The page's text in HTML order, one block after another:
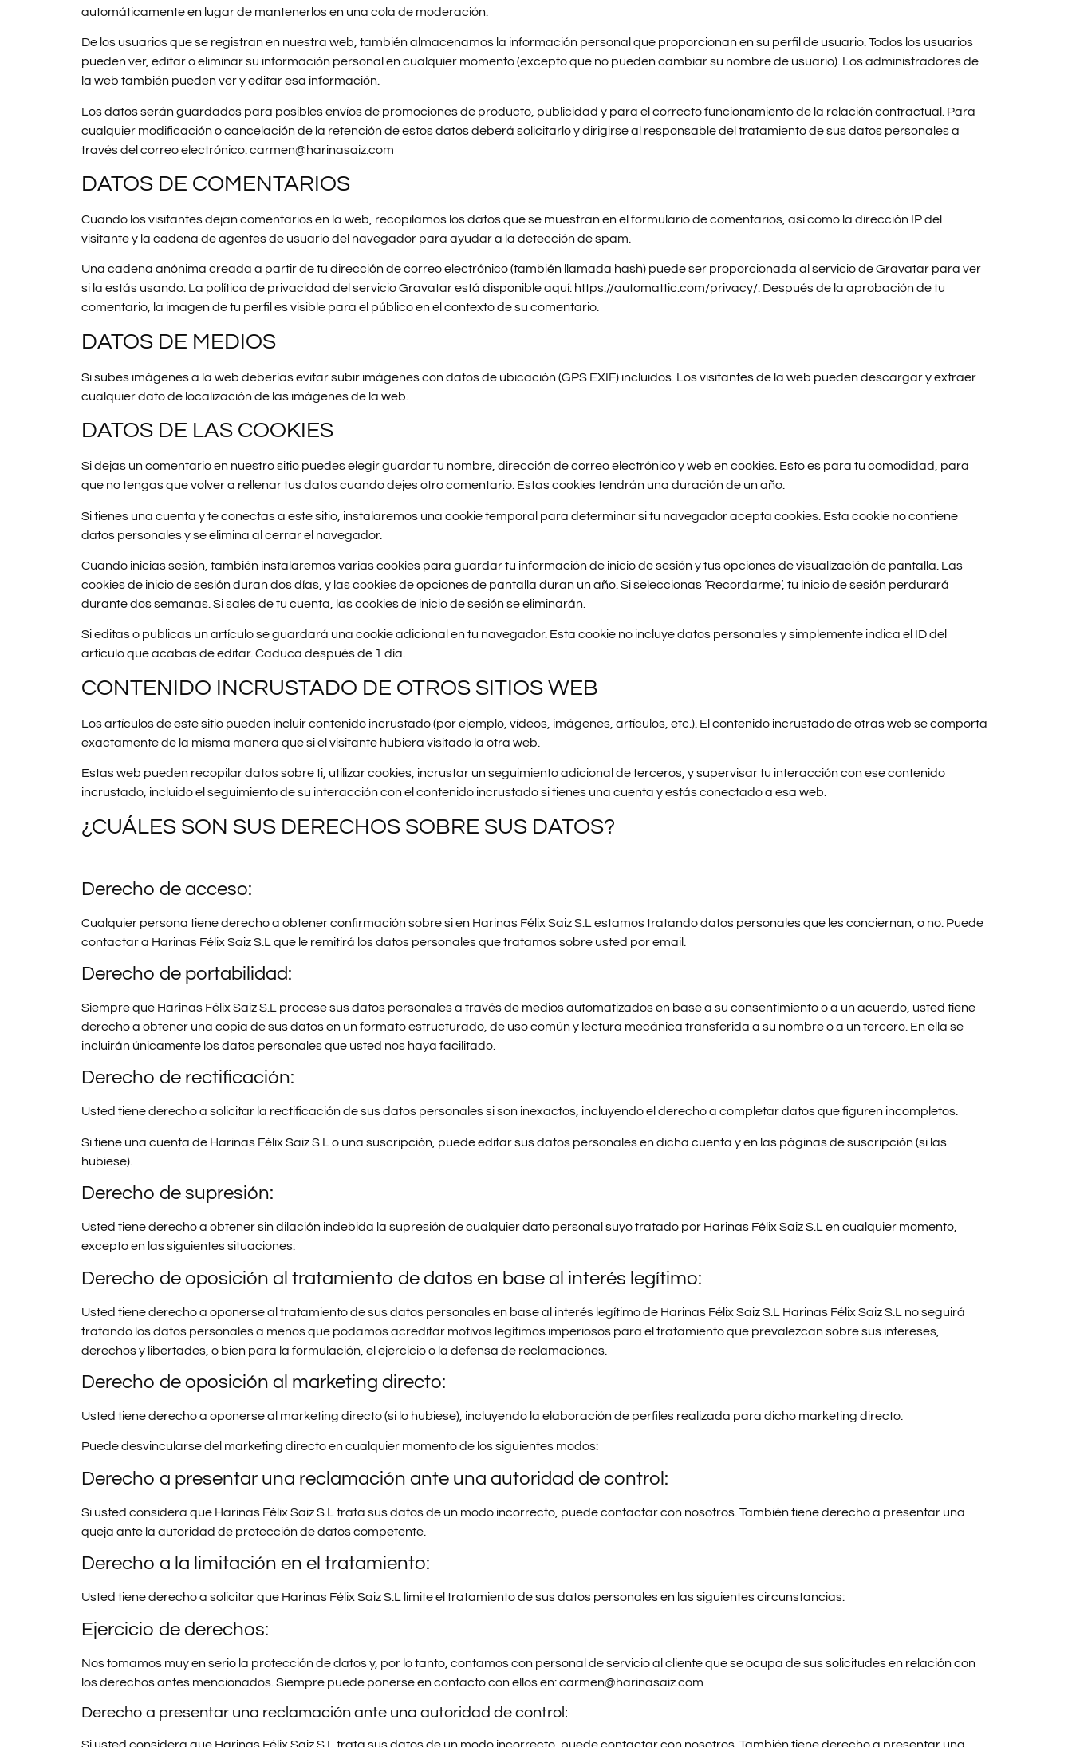
automáticamente en lugar de mantenerlos en una cola de moderación.
De los usuarios que se registran en nuestra web, también almacenamos la información personal que proporcionan en su perfil de usuario. Todos los usuarios
pueden ver, editar o eliminar su información personal en cualquier momento (excepto que no pueden cambiar su nombre de usuario). Los administradores de
la web también pueden ver y editar esa información.
Los datos serán guardados para posibles envíos de promociones de producto, publicidad y para el correcto funcionamiento de la relación contractual. Para
cualquier modificación o cancelación de la retención de estos datos deberá solicitarlo y dirigirse al responsable del tratamiento de sus datos personales a
través del correo electrónico: carmen@harinasaiz.com
DATOS DE COMENTARIOS
Cuando los visitantes dejan comentarios en la web, recopilamos los datos que se muestran en el formulario de comentarios, así como la dirección IP del
visitante y la cadena de agentes de usuario del navegador para ayudar a la detección de spam.
Una cadena anónima creada a partir de tu dirección de correo electrónico (también llamada hash) puede ser proporcionada al servicio de Gravatar para ver
si la estás usando. La política de privacidad del servicio Gravatar está disponible aquí: https://automattic.com/privacy/. Después de la aprobación de tu
comentario, la imagen de tu perfil es visible para el público en el contexto de su comentario.
DATOS DE MEDIOS
Si subes imágenes a la web deberías evitar subir imágenes con datos de ubicación (GPS EXIF) incluidos. Los visitantes de la web pueden descargar y extraer
cualquier dato de localización de las imágenes de la web.
DATOS DE LAS COOKIES
Si dejas un comentario en nuestro sitio puedes elegir guardar tu nombre, dirección de correo electrónico y web en cookies. Esto es para tu comodidad, para
que no tengas que volver a rellenar tus datos cuando dejes otro comentario. Estas cookies tendrán una duración de un año.
Si tienes una cuenta y te conectas a este sitio, instalaremos una cookie temporal para determinar si tu navegador acepta cookies. Esta cookie no contiene
datos personales y se elimina al cerrar el navegador.
Cuando inicias sesión, también instalaremos varias cookies para guardar tu información de inicio de sesión y tus opciones de visualización de pantalla. Las
cookies de inicio de sesión duran dos días, y las cookies de opciones de pantalla duran un año. Si seleccionas ‘Recordarme’, tu inicio de sesión perdurará
durante dos semanas. Si sales de tu cuenta, las cookies de inicio de sesión se eliminarán.
Si editas o publicas un artículo se guardará una cookie adicional en tu navegador. Esta cookie no incluye datos personales y simplemente indica el ID del
artículo que acabas de editar. Caduca después de 1 día.
CONTENIDO INCRUSTADO DE OTROS SITIOS WEB
Los artículos de este sitio pueden incluir contenido incrustado (por ejemplo, vídeos, imágenes, artículos, etc.). El contenido incrustado de otras web se comporta
exactamente de la misma manera que si el visitante hubiera visitado la otra web.
Estas web pueden recopilar datos sobre ti, utilizar cookies, incrustar un seguimiento adicional de terceros, y supervisar tu interacción con ese contenido
incrustado, incluido el seguimiento de su interacción con el contenido incrustado si tienes una cuenta y estás conectado a esa web.
¿CUÁLES SON SUS DERECHOS SOBRE SUS DATOS?
Derecho de acceso:
Cualquier persona tiene derecho a obtener confirmación sobre si en Harinas Félix Saiz S.L estamos tratando datos personales que les conciernan, o no. Puede
contactar a Harinas Félix Saiz S.L que le remitirá los datos personales que tratamos sobre usted por email.
Derecho de portabilidad:
Siempre que Harinas Félix Saiz S.L procese sus datos personales a través de medios automatizados en base a su consentimiento o a un acuerdo, usted tiene
derecho a obtener una copia de sus datos en un formato estructurado, de uso común y lectura mecánica transferida a su nombre o a un tercero. En ella se
incluirán únicamente los datos personales que usted nos haya facilitado.
Derecho de rectificación:
Usted tiene derecho a solicitar la rectificación de sus datos personales si son inexactos, incluyendo el derecho a completar datos que figuren incompletos.
Si tiene una cuenta de Harinas Félix Saiz S.L o una suscripción, puede editar sus datos personales en dicha cuenta y en las páginas de suscripción (si las
hubiese).
Derecho de supresión:
Usted tiene derecho a obtener sin dilación indebida la supresión de cualquier dato personal suyo tratado por Harinas Félix Saiz S.L en cualquier momento,
excepto en las siguientes situaciones:
Derecho de oposición al tratamiento de datos en base al interés legítimo:
Usted tiene derecho a oponerse al tratamiento de sus datos personales en base al interés legítimo de Harinas Félix Saiz S.L Harinas Félix Saiz S.L no seguirá
tratando los datos personales a menos que podamos acreditar motivos legítimos imperiosos para el tratamiento que prevalezcan sobre sus intereses,
derechos y libertades, o bien para la formulación, el ejercicio o la defensa de reclamaciones.
Derecho de oposición al marketing directo:
Usted tiene derecho a oponerse al marketing directo (si lo hubiese), incluyendo la elaboración de perfiles realizada para dicho marketing directo.
Puede desvincularse del marketing directo en cualquier momento de los siguientes modos:
Derecho a presentar una reclamación ante una autoridad de control:
Si usted considera que Harinas Félix Saiz S.L trata sus datos de un modo incorrecto, puede contactar con nosotros. También tiene derecho a presentar una
queja ante la autoridad de protección de datos competente.
Derecho a la limitación en el tratamiento:
Usted tiene derecho a solicitar que Harinas Félix Saiz S.L limite el tratamiento de sus datos personales en las siguientes circunstancias:
Ejercicio de derechos:
Nos tomamos muy en serio la protección de datos y, por lo tanto, contamos con personal de servicio al cliente que se ocupa de sus solicitudes en relación con
los derechos antes mencionados. Siempre puede ponerse en contacto con ellos en: carmen@harinasaiz.com
Derecho a presentar una reclamación ante una autoridad de control: